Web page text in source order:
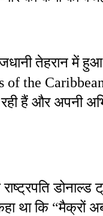
तेहरान में
of the
हैं और अपनी
था कि “मैक्रों